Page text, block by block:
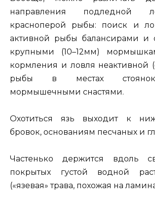
направления подледной
красноперой рыбы: поиск и
активной рыбы балансирами и
крупными (10–12мм)
кормления и ловля неактивной
рыбы в местах
мормышечными снастями.
Охотиться язь выходит к
бровок, основаниям песчаных и
Частенько держится вдоль
покрытых густой водной
(«язевая» трава, похожая на